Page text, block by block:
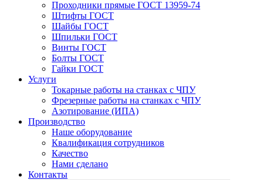
Проходники прямые ГОСТ 13959-74
Штифты ГОСТ
Шайбы ГОСТ
Шпильки ГОСТ
Винты ГОСТ
Болты ГОСТ
Гайки ГОСТ
Услуги
Токарные работы на станках с ЧПУ
Фрезерные работы на станках с ЧПУ
Азотирование (ИПА)
Производство
Наше оборудование
Квалификация сотрудников
Качество
Нами сделано
Контакты